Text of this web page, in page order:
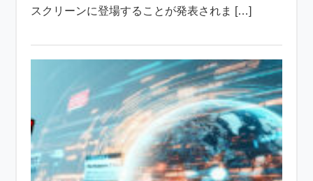
スクリーンに登場することが発表されま […]